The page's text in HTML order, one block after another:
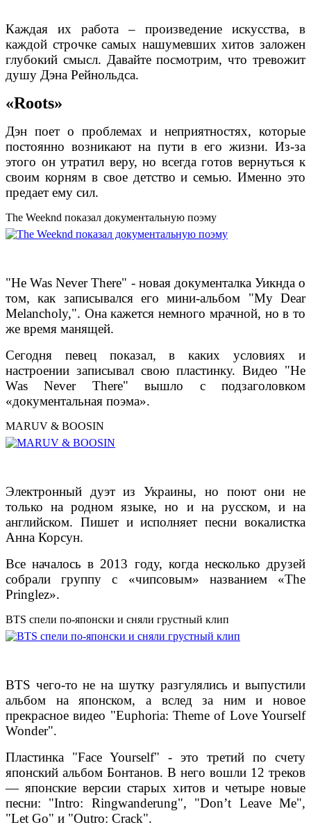
Каждая их работа – произведение искусства, в
каждой строчке самых нашумевших хитов заложен
глубокий смысл. Давайте посмотрим, что тревожит
душу Дэна Рейнольдса.
«Roots»
Дэн поет о проблемах и неприятностях, которые
постоянно возникают на пути в его жизни. Из-за
этого он утратил веру, но всегда готов вернуться к
своим корням в свое детство и семью. Именно это
предает ему сил.
The Weeknd показал документальную поэму
"He Was Never There" - новая документалка Уикнда о
том, как записывался его мини-альбом "My Dear
Melancholy,". Она кажется немного мрачной, но в то
же время манящей.
Сегодня певец показал, в каких условиях и
настроении записывал свою пластинку. Видео "He
Was Never There" вышло с подзаголовком
«документальная поэма».
MARUV & BOOSIN
Электронный дуэт из Украины, но поют они не
только на родном языке, но и на русском, и на
английском. Пишет и исполняет песни вокалистка
Анна Корсун.
Все началось в 2013 году, когда несколько друзей
собрали группу с «чипсовым» названием «The
Pringlez».
BTS спели по-японски и сняли грустный клип
BTS чего-то не на шутку разгулялись и выпустили
альбом на японском, а вслед за ним и новое
прекрасное видео "Euphoria: Theme of Love Yourself
Wonder".
Пластинка "Face Yourself" - это третий по счету
японский альбом Бонтанов. В него вошли 12 треков
— японские версии старых хитов и четыре новые
песни: "Intro: Ringwanderung", "Don’t Leave Me",
"Let Go" и "Outro: Crack".